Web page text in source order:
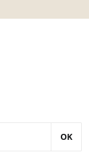
OK